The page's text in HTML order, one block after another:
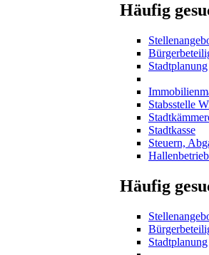
Häufig
Stadtplanung
Stabsstelle
Stadtkasse
Steuern,
Häufig
Stadtplanung